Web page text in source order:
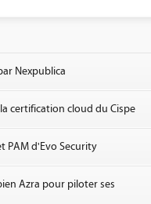
Nexpublica
certification cloud du Cispe
PAM d'Evo Security
Azra pour piloter ses